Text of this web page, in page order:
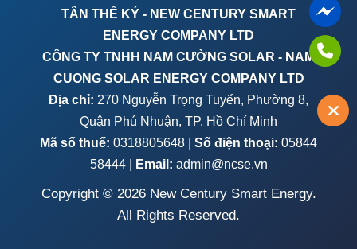
TÂN THẾ KỶ - NEW CENTURY SMART
ENERGY COMPANY LTD
CÔNG TY TNHH NAM CƯỜNG SOLAR - NAM
CUONG SOLAR ENERGY COMPANY LTD
Địa chỉ: 270 Nguyễn Trọng Tuyển, Phường 8,
Quận Phú Nhuận, TP. Hồ Chí Minh
Mã số thuế: 0318805648 | Số điện thoại: 05844
58444 |
Email: admin@ncse.vn
Copyright © 2026 New Century Smart Energy.
All Rights Reserved.